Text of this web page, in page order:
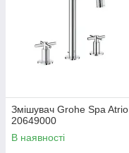
Змішувач Grohe Spa Atrio
20649000
В наявності